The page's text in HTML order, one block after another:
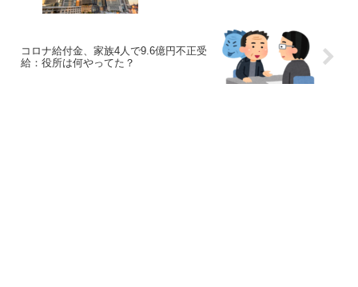
コロナ給付金、家族4人で9.6億円不正受
給：役所は何やってた？